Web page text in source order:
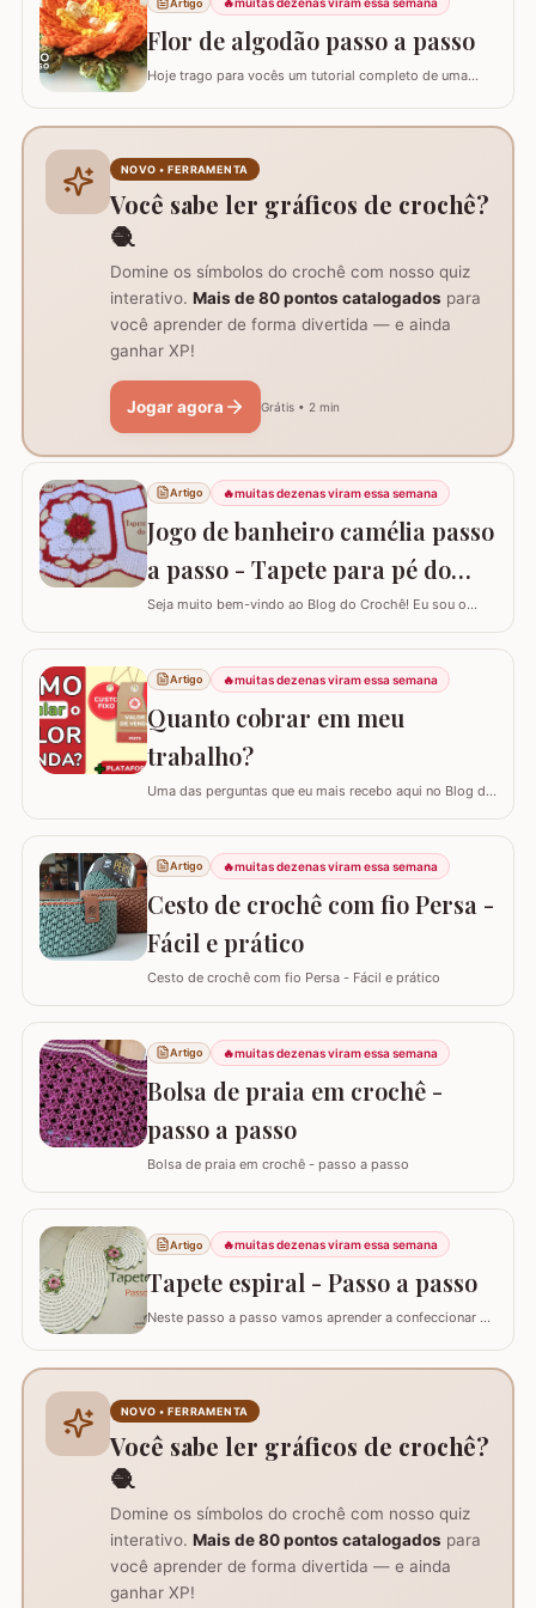
8 pétalas, garantindo um formato mais cheio e
arredondado, ideal para tapetes, mantas e…
Flor de algodão passo a passo
Hoje trago para vocês um tutorial completo de uma
seu trabalho manual, seja em colchas, caminhos de
mesa ou tapetes. Vamos aprender com…
NOVO • FERRAMENTA
Você sabe ler gráficos de crochê?
🧶
Domine os símbolos do crochê com nosso quiz
interativo. Mais de 80 pontos catalogados para
você aprender de forma divertida — e ainda
ganhar XP!
Jogar agora Grátis • 2 min
Artigo 🔥muitas dezenas viram essa semana
Jogo de banheiro camélia passo
a passo - Tapete para pé do
vaso
Seja muito bem-vindo ao Blog do Crochê! Eu sou o
tapete camélia para o pé do vaso sanitário. Este passo
a passo foi elaborado com muito carinho para que você
complete seu jogo de banheiro com perfeição. É uma
peça com encaixe preciso e um…
Artigo 🔥muitas dezenas viram essa semana
Quanto cobrar em meu
trabalho?
Uma das perguntas que eu mais recebo aqui no Blog do
quem já tem estrada, é: "Samuel, quanto eu devo cobrar
pelas minhas peças?". Eu sei que muitas vezes o medo
de cobrar o valor justo e não vender fala mais alto, mas
hoje eu quero te ajudar a mudar…
Artigo 🔥muitas dezenas viram essa semana
Cesto de crochê com fio Persa -
Fácil e prático
Cesto de crochê com fio Persa - Fácil e prático
Artigo 🔥muitas dezenas viram essa semana
Bolsa de praia em crochê -
passo a passo
Bolsa de praia em crochê - passo a passo
Artigo 🔥muitas dezenas viram essa semana
Tapete espiral - Passo a passo
Neste passo a passo vamos aprender a confeccionar o
multicolor para contorno, flores e folhas. Se for utilizar
como trilho de mesa aconselho um fio…
NOVO • FERRAMENTA
Você sabe ler gráficos de crochê?
🧶
Domine os símbolos do crochê com nosso quiz
interativo. Mais de 80 pontos catalogados para
você aprender de forma divertida — e ainda
ganhar XP!